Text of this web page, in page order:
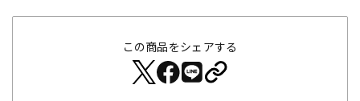
この商品をシェアする